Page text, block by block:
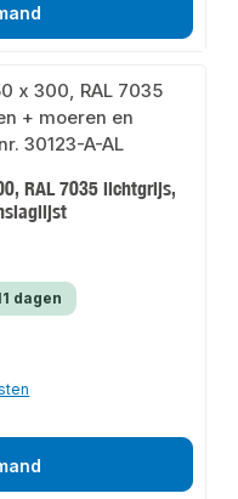
RAL 7035 lichtgrijs,
dagen